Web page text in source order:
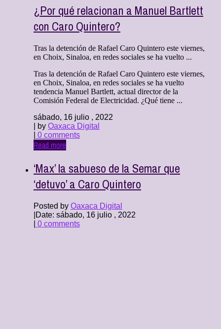
¿Por qué relacionan a Manuel Bartlett
con Caro Quintero?
Tras la detención de Rafael Caro Quintero este viernes,
en Choix, Sinaloa, en redes sociales se ha vuelto ...
Tras la detención de Rafael Caro Quintero este viernes,
en Choix, Sinaloa, en redes sociales se ha vuelto
tendencia Manuel Bartlett, actual director de la
Comisión Federal de Electricidad. ¿Qué tiene ...
sábado, 16 julio , 2022
| by Oaxaca Digital
0 comments
Read more
‘Max’ la sabueso de la Semar que
‘detuvo’ a Caro Quintero
Posted by Oaxaca Digital
Date: sábado, 16 julio , 2022
0 comments